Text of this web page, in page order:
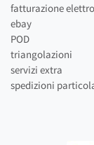
fatturazione
ebay
POD
triangolazioni
servizi extra
spedizioni